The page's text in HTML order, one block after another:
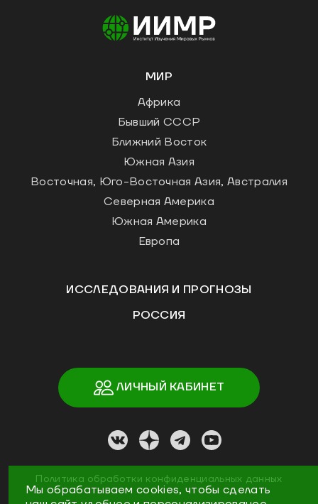
МИР
Африка
Бывший СССР
Ближний Восток
Южная Азия
Восточная, Юго-Восточная Азия, Австралия
Северная Америка
Южная Америка
Европа
ИССЛЕДОВАНИЯ И ПРОГНОЗЫ
РОССИЯ
ЛИЧНЫЙ КАБИНЕТ
Политика обработки конфиденциальных данных
Мы обрабатываем cookies, чтобы сделать